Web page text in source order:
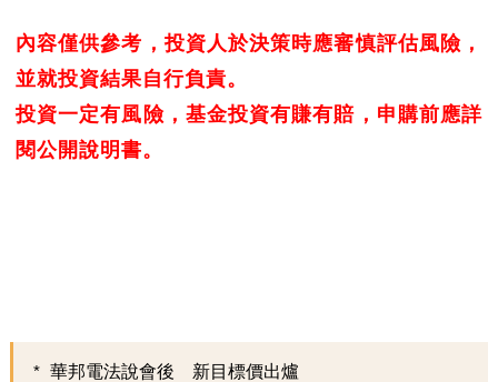
內容僅供參考，投資人於決策時應審慎評估風險，
並就投資結果自行負責。
投資一定有風險，基金投資有賺有賠，申購前應詳
閱公開說明書。
華邦電法說會後 新目標價出爐